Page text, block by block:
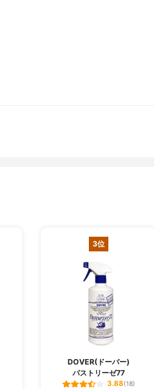
3位
DOVER(ドーバー)
パストリーゼ77
3.88(18)